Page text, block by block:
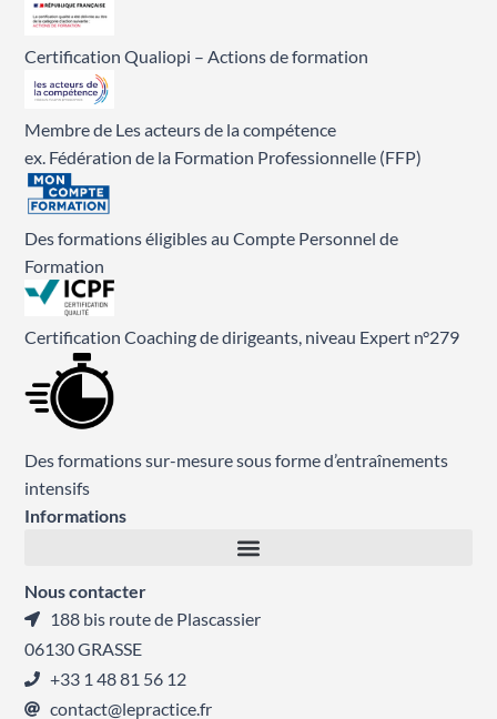
Certification Qualiopi – Actions de formation
Membre de Les acteurs de la compétence
ex. Fédération de la Formation Professionnelle (FFP)
Des formations éligibles au Compte Personnel de
Formation
Certification Coaching de dirigeants, niveau Expert n°279
Des formations sur-mesure sous forme d’entraînements
intensifs
Informations
Nous contacter
188 bis route de Plascassier
06130 GRASSE
+33 1 48 81 56 12
contact@lepractice.fr